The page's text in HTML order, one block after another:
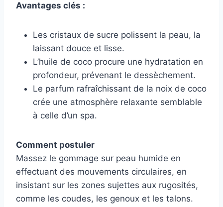
Avantages clés :
Les cristaux de sucre polissent la peau, la
laissant douce et lisse.
L’huile de coco procure une hydratation en
profondeur, prévenant le dessèchement.
Le parfum rafraîchissant de la noix de coco
crée une atmosphère relaxante semblable
à celle d’un spa.
Comment postuler
Massez le gommage sur peau humide en
effectuant des mouvements circulaires, en
insistant sur les zones sujettes aux rugosités,
comme les coudes, les genoux et les talons.